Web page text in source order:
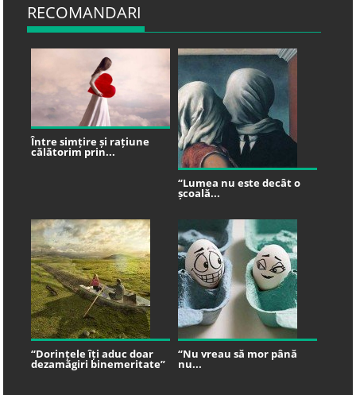
RECOMANDARI
Între simțire și rațiune
călătorim prin...
“Lumea nu este decât o
școală...
“Dorințele îți aduc doar
dezamăgiri binemeritate”
“Nu vreau să mor până
nu...